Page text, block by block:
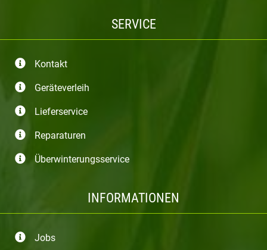
SERVICE
Kontakt
Geräteverleih
Lieferservice
Reparaturen
Überwinterungsservice
INFORMATIONEN
Jobs